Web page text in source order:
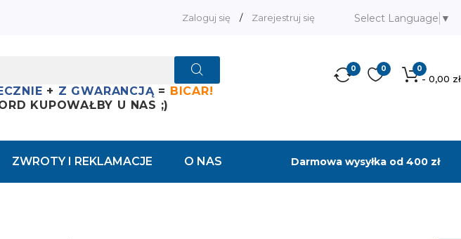
Zaloguj się / Zarejestruj się Select Language ▼
+ Z GWARANCJĄ= BICAR!
KUPOWAŁBY U NAS ;)
0
- 0,00 zł
0
0
ZWROTY I REKLAMACJE O NAS Darmowa wysyłka od 400 zł